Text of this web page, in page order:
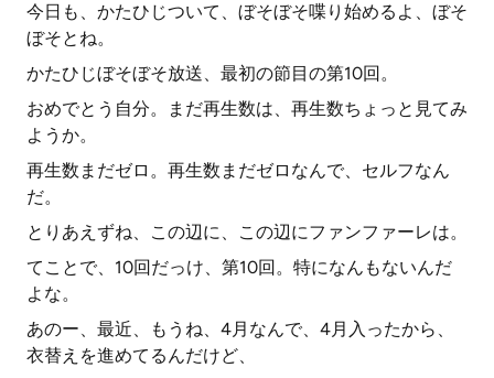
今日も、かたひじついて、ぼそぼそ喋り始めるよ、ぼそ
ぼそとね。
かたひじぼそぼそ放送、最初の節目の第10回。
おめでとう自分。まだ再生数は、再生数ちょっと見てみ
ようか。
再生数まだゼロ。再生数まだゼロなんで、セルフなん
だ。
とりあえずね、この辺に、この辺にファンファーレは。
てことで、10回だっけ、第10回。特になんもないんだ
よな。
あのー、最近、もうね、4月なんで、4月入ったから、
衣替えを進めてるんだけど、